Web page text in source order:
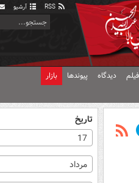
آرشیو
دیدگاه پیوندها بازار
تاریخ
17
مرداد